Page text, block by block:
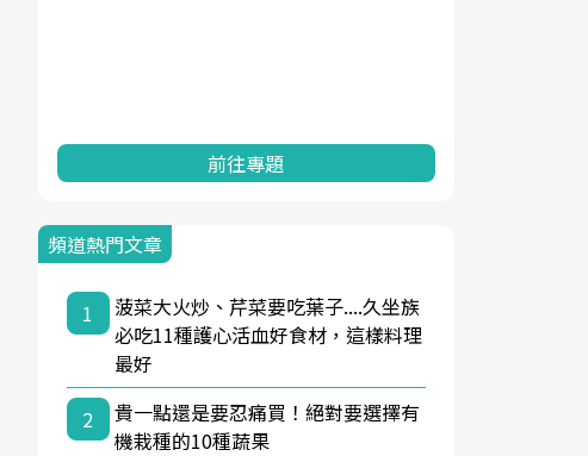
前往專題
頻道熱門文章
1
菠菜大火炒、芹菜要吃葉子....久坐族
必吃11種護心活血好食材，這樣料理
最好
2
貴一點還是要忍痛買！絕對要選擇有
機栽種的10種蔬果